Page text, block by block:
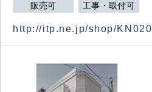
販売可 工事・取付可
http://itp.ne.jp/shop/